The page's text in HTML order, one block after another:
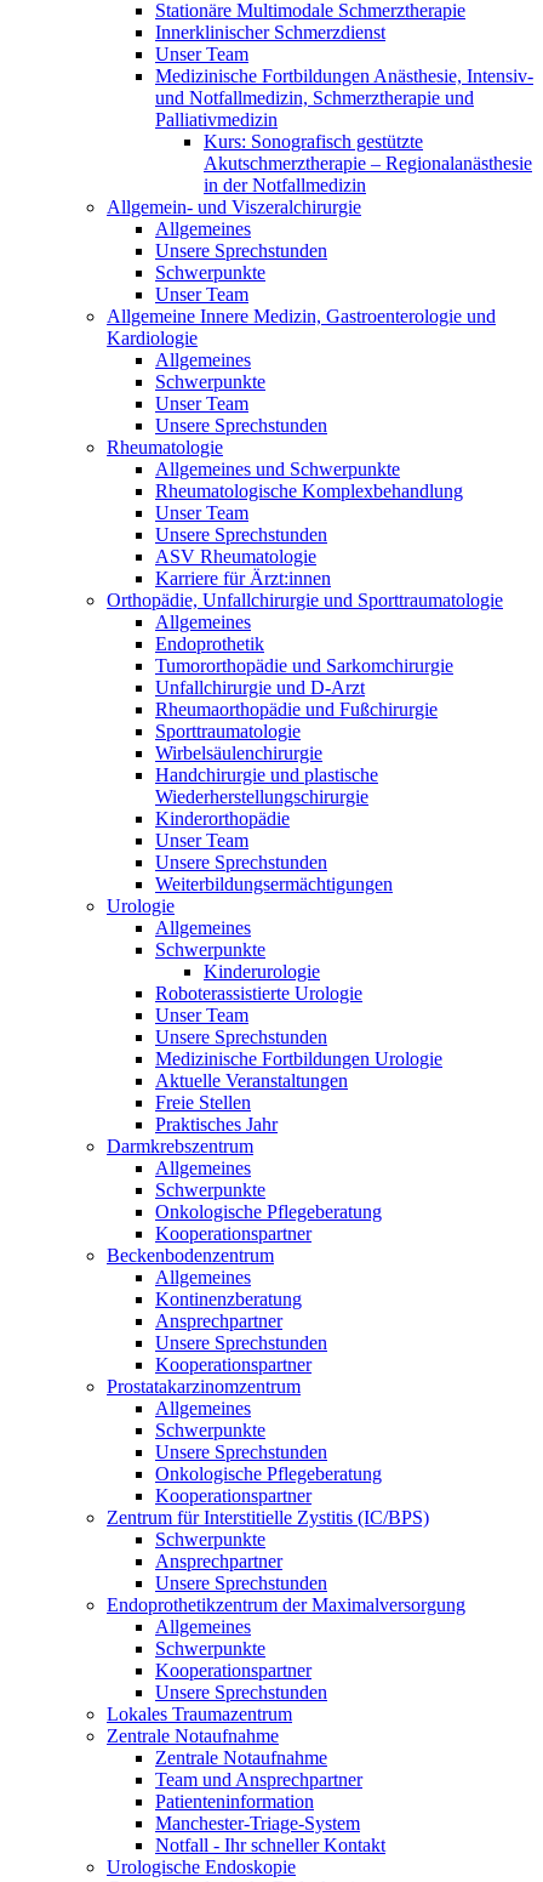
Stationäre Multimodale Schmerztherapie
Innerklinischer Schmerzdienst
Unser Team
Medizinische Fortbildungen Anästhesie, Intensiv-
und Notfallmedizin, Schmerztherapie und
Palliativmedizin
Kurs: Sonografisch gestützte
Akutschmerztherapie – Regionalanästhesie
in der Notfallmedizin
Allgemein- und Viszeralchirurgie
Allgemeines
Unsere Sprechstunden
Schwerpunkte
Unser Team
Allgemeine Innere Medizin, Gastroenterologie und
Kardiologie
Allgemeines
Schwerpunkte
Unser Team
Unsere Sprechstunden
Rheumatologie
Allgemeines und Schwerpunkte
Rheumatologische Komplexbehandlung
Unser Team
Unsere Sprechstunden
ASV Rheumatologie
Karriere für Ärzt:innen
Orthopädie, Unfallchirurgie und Sporttraumatologie
Allgemeines
Endoprothetik
Tumororthopädie und Sarkomchirurgie
Unfallchirurgie und D-Arzt
Rheumaorthopädie und Fußchirurgie
Sporttraumatologie
Wirbelsäulenchirurgie
Handchirurgie und plastische
Wiederherstellungschirurgie
Kinderorthopädie
Unser Team
Unsere Sprechstunden
Weiterbildungsermächtigungen
Urologie
Allgemeines
Schwerpunkte
Kinderurologie
Roboterassistierte Urologie
Unser Team
Unsere Sprechstunden
Medizinische Fortbildungen Urologie
Aktuelle Veranstaltungen
Freie Stellen
Praktisches Jahr
Darmkrebszentrum
Allgemeines
Schwerpunkte
Onkologische Pflegeberatung
Kooperationspartner
Beckenbodenzentrum
Allgemeines
Kontinenzberatung
Ansprechpartner
Unsere Sprechstunden
Kooperationspartner
Prostatakarzinomzentrum
Allgemeines
Schwerpunkte
Unsere Sprechstunden
Onkologische Pflegeberatung
Kooperationspartner
Zentrum für Interstitielle Zystitis (IC/BPS)
Schwerpunkte
Ansprechpartner
Unsere Sprechstunden
Endoprothetikzentrum der Maximalversorgung
Allgemeines
Schwerpunkte
Kooperationspartner
Unsere Sprechstunden
Lokales Traumazentrum
Zentrale Notaufnahme
Zentrale Notaufnahme
Team und Ansprechpartner
Patienteninformation
Manchester-Triage-System
Notfall - Ihr schneller Kontakt
Urologische Endoskopie